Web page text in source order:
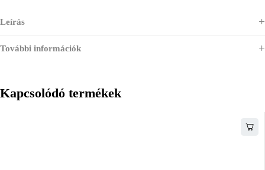
Leírás
További információk
Kapcsolódó termékek